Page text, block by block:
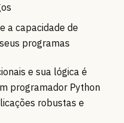
a capacidade de
programas
e sua lógica é
programador Python
robustas e